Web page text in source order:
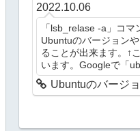
2022.10.06
「lsb_relase -a」コ
Ubuntuのバージョン
ることが出来ます。↑
います。Googleで「
Ubuntuのバージ